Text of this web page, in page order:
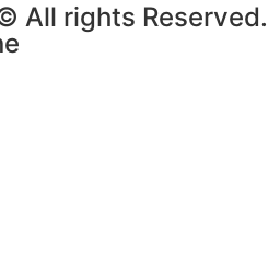
All rights Reserved.